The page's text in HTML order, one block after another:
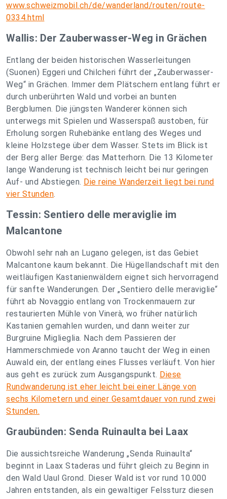
www.schweizmobil.ch/de/wanderland/routen/route-
0334.html
Wallis: Der Zauberwasser-Weg in Grächen
Entlang der beiden historischen Wasserleitungen
(Suonen) Eggeri und Chilcheri führt der „Zauberwasser-
Weg“ in Grächen. Immer dem Plätschern entlang führt er
durch unberührten Wald und vorbei an bunten
Bergblumen. Die jüngsten Wanderer können sich
unterwegs mit Spielen und Wasserspaß austoben, für
Erholung sorgen Ruhebänke entlang des Weges und
kleine Holzstege über dem Wasser. Stets im Blick ist
der Berg aller Berge: das Matterhorn. Die 13 Kilometer
lange Wanderung ist technisch leicht bei nur geringen
Auf- und Abstiegen. Die reine Wanderzeit liegt bei rund
vier Stunden.
Tessin: Sentiero delle meraviglie im
Malcantone
Obwohl sehr nah an Lugano gelegen, ist das Gebiet
Malcantone kaum bekannt. Die Hügellandschaft mit den
weitläufigen Kastanienwäldern eignet sich hervorragend
für sanfte Wanderungen. Der „Sentiero delle meraviglie“
führt ab Novaggio entlang von Trockenmauern zur
restaurierten Mühle von Vinerà, wo früher natürlich
Kastanien gemahlen wurden, und dann weiter zur
Burgruine Miglieglia. Nach dem Passieren der
Hammerschmiede von Aranno taucht der Weg in einen
Auwald ein, der entlang eines Flusses verläuft. Von hier
aus geht es zurück zum Ausgangspunkt. Diese
Rundwanderung ist eher leicht bei einer Länge von
sechs Kilometern und einer Gesamtdauer von rund zwei
Stunden.
Graubünden: Senda Ruinaulta bei Laax
Die aussichtsreiche Wanderung „Senda Ruinaulta“
beginnt in Laax Staderas und führt gleich zu Beginn in
den Wald Uaul Grond. Dieser Wald ist vor rund 10.000
Jahren entstanden, als ein gewaltiger Felssturz diesen